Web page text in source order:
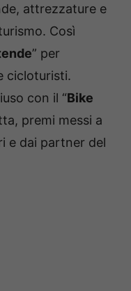
attrezzature e
Così
” per
cicloturisti.
con il “Bike
premi messi a
e dai partner del